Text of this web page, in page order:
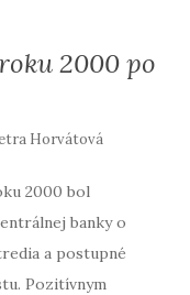
2000 po
Horvátová
2000 bol
banky o
a postupné
Pozitívnym